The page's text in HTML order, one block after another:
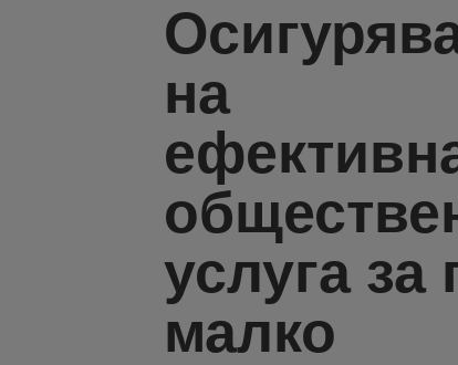
на
услуга за
малко